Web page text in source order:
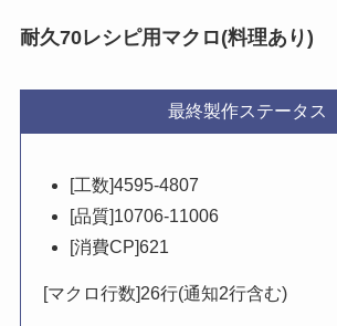
耐久70レシピ用マクロ(料理あり)
最終製作ステータス
[工数]4595-4807
[品質]10706-11006
[消費CP]621
[マクロ行数]26行(通知2行含む)